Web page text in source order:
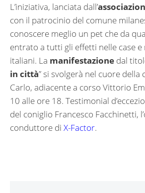
L’iniziativa, lanciata dall’
con il patrocinio del comune
conoscere meglio un pet che da
entrato a tutti gli effetti nelle case
italiani. La manifestazione dal
in città” si svolgerà nel cuore della
Carlo, adiacente a corso Vittorio
10 alle ore 18. Testimonial
del coniglio Francesco Facchinetti,
conduttore di X-Factor.